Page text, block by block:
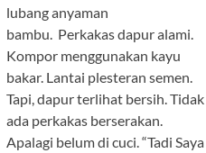
lubang anyaman
bambu. Perkakas dapur alami.
Kompor menggunakan kayu
bakar. Lantai plesteran semen.
Tapi, dapur terlihat bersih. Tidak
ada perkakas berserakan.
Apalagi belum di cuci. “Tadi Saya